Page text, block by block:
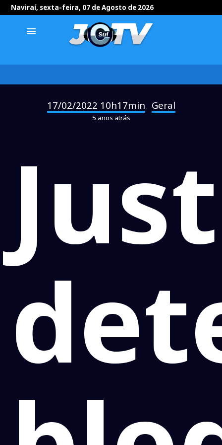
Naviraí, sexta-feira, 07 de Agosto de 2026
menu
17/02/2022 10h17min Geral
5 anos atrás